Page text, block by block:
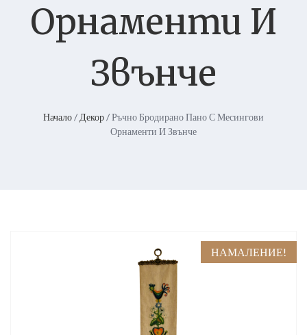
Орнаменти И
Звънче
Начало/ Декор/ Ръчно Бродирано Пано С Месингови
Орнаменти И Звънче
НАМАЛЕНИЕ!